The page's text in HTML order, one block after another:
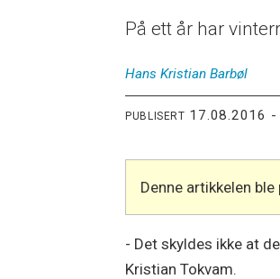
På ett år har
Hans Kristian Barbøl
PUBLISERT 17.08.2016
Denne artikkelen
- Det skyldes ikke at
Kristian Tokvam.